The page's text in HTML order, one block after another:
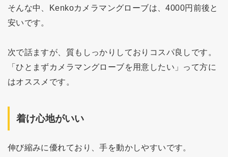
そんな中、Kenkoカメラマングローブは、4000円前後と
安いです。
次で話ますが、質もしっかりしておりコスパ良しです。
「ひとまずカメラマングローブを用意したい」って方に
はオススメです。
着け心地がいい
伸び縮みに優れており、手を動かしやすいです。